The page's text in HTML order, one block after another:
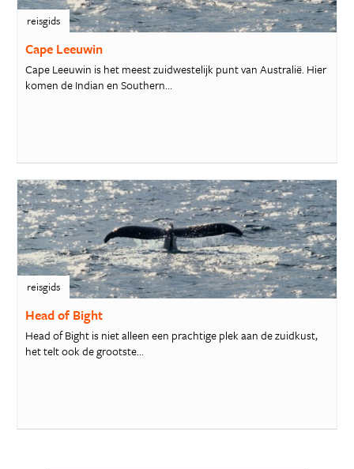
reisgids
Cape Leeuwin
Cape Leeuwin is het meest zuidwestelijk punt van Australië. Hier
komen de Indian en Southern...
reisgids
Head of Bight
Head of Bight is niet alleen een prachtige plek aan de zuidkust,
het telt ook de grootste...